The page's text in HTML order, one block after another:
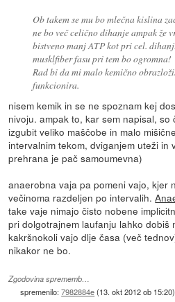
Ob takem se mu bo mlečna kislina
ne bo več celično dihanje ampak že
bistveno manj ATP kot pri cel.
musklfiber fasu pri tem bo ogromna!
Rad bi da mi malo kemično
funkcionira.
nisem kemik in se ne spoznam kej
nivoju. ampak to, kar sem napisal,
izgubit veliko maščobe in malo
intervalnim tekom, dviganjem uteži in
prehrana je pač samoumevna)
anaerobna vaja pa pomeni vajo, kjer
večinoma razdeljen po intervalih.
take vaje nimajo čisto nobene
pri dolgotrajnem laufanju lahko dobiš
kakršnokoli vajo dlje časa (več
nikakor ne bo.
Zgodovina sprememb…
spremenilo:7982884e(13. okt 2012 ob 15:20)